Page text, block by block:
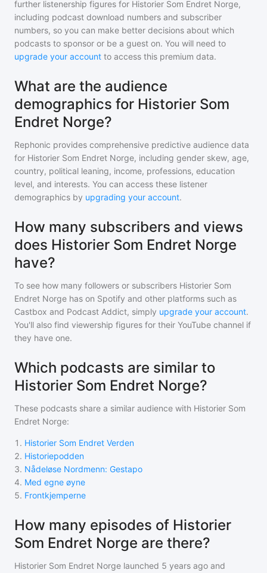
further listenership figures for Historier Som Endret Norge,
including podcast download numbers and subscriber
numbers, so you can make better decisions about which
podcasts to sponsor or be a guest on. You will need to
upgrade your account to access this premium data.
What are the audience
demographics for Historier Som
Endret Norge?
Rephonic provides comprehensive predictive audience data
for Historier Som Endret Norge, including gender skew, age,
country, political leaning, income, professions, education
level, and interests. You can access these listener
demographics by upgrading your account.
How many subscribers and views
does Historier Som Endret Norge
have?
To see how many followers or subscribers Historier Som
Endret Norge has on Spotify and other platforms such as
Castbox and Podcast Addict, simply upgrade your account.
You'll also find viewership figures for their YouTube channel if
they have one.
Which podcasts are similar to
Historier Som Endret Norge?
These podcasts share a similar audience with Historier Som
Endret Norge:
1 . Historier Som Endret Verden
2. Historiepodden
3. Nådeløse Nordmenn: Gestapo
4. Med egne øyne
5. Frontkjemperne
How many episodes of Historier
Som Endret Norge are there?
Historier Som Endret Norge launched 5 years ago and